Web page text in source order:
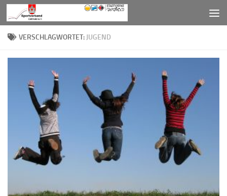
Zum Inhalt springen
VERSCHLAGWORTET: JUGEND